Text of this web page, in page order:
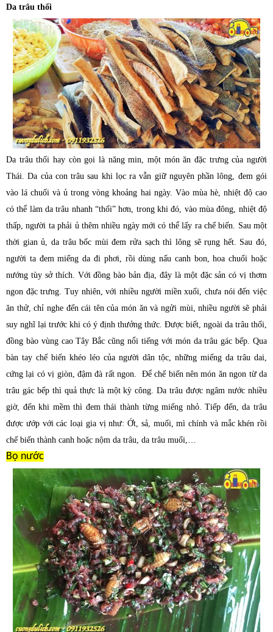
Da trâu thối
Da trâu thối hay còn gọi là năng min, một món ăn đặc trưng của người
Thái. Da của con trâu sau khi lọc ra vẫn giữ nguyên phần lông, đem gói
vào lá chuối và ủ trong vòng khoảng hai ngày. Vào mùa hè, nhiệt độ cao
có thể làm da trâu nhanh “thối” hơn, trong khi đó, vào mùa đông, nhiệt độ
thấp, người ta phải ủ thêm nhiều ngày mới có thể lấy ra chế biến. Sau một
thời gian ủ, da trâu bốc mùi đem rửa sạch thì lông sẽ rụng hết. Sau đó,
người ta đem miếng da đi phơi, rồi dùng nấu canh bon, hoa chuối hoặc
nướng tùy sở thích. Với đồng bào bản địa, đây là một đặc sản có vị thơm
ngon đặc trưng. Tuy nhiên, với nhiều người miền xuối, chưa nói đến việc
ăn thử, chỉ nghe đến cái tên của món ăn và ngửi mùi, nhiều người sẽ phải
suy nghĩ lại trước khi có ý định thưởng thức. Được biết, ngoài da trâu thối,
đồng bào vùng cao Tây Bắc cũng nổi tiếng với món da trâu gác bếp. Qua
bàn tay chế biến khéo léo của người dân tộc, những miếng da trâu dai,
cứng lại có vị giòn, đậm đà rất ngon. Để chế biến nên món ăn ngon từ da
trâu gác bếp thì quả thực là một kỳ công. Da trâu được ngâm nước nhiều
giờ, đến khi mềm thì đem thái thành từng miếng nhỏ. Tiếp đến, da trâu
được ướp với các loại gia vị như: Ớt, sả, muối, mì chính và mắc khén rồi
chế biến thành canh hoặc nộm da trâu, da trâu muối,…
Bọ nước